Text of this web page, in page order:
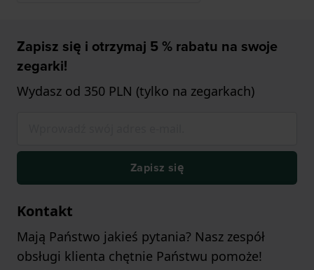
Zapisz się i otrzymaj 5 % rabatu na swoje
zegarki!
Wydasz od 350 PLN (tylko na zegarkach)
Zapisz się
Kontakt
Mają Państwo jakieś pytania? Nasz zespół
obsługi klienta chętnie Państwu pomoże!